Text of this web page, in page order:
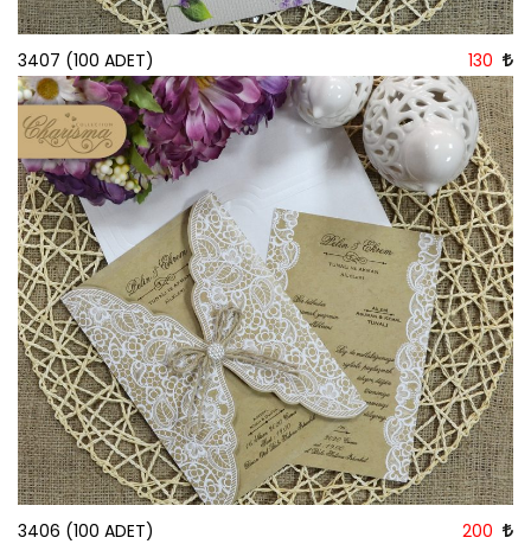
3407 (100 ADET) 130
3406 (100 ADET) 200